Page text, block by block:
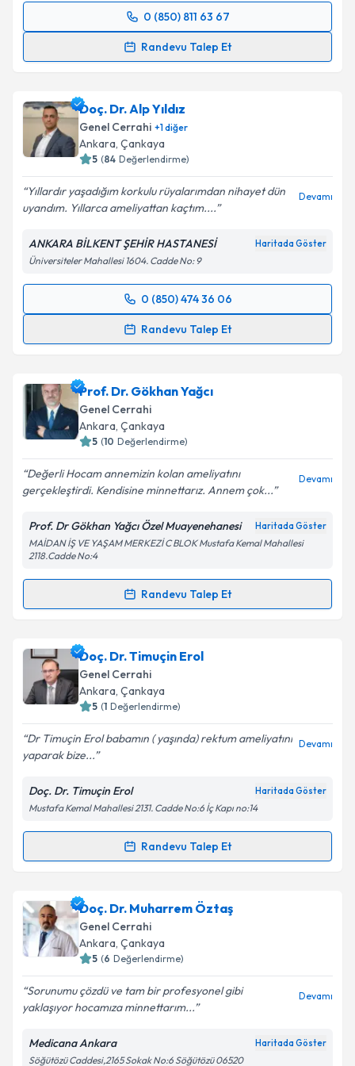
Takvim Talebini Gönder
0 (850) 811 63 67
Randevu Talep Et
Randevu Takvimi Talebi
için bir takvim hazırlandığında e-posta ile
bilgilendireceğiz.
E-posta Adresiniz
Kişisel verilerimin işlenmesine ilişkin
Metni'ni okudum ve kişisel verilerimin belirtilen
kapsamda işlenmesini kabul ediyorum.
Takvim Talebini Gönder
Doç. Dr. Alp Yıldız
Genel Cerrahi +1diğer
Ankara, Çankaya
5 (84 Değerlendirme)
Yıllardır yaşadığım korkulu rüyalarımdan nihayet dün
uyandım. Yıllarca ameliyattan kaçtım....
Devamı
ANKARA BİLKENT ŞEHİR HASTANESİ Haritada Göster
Üniversiteler Mahallesi 1604. Cadde No: 9
0 (850) 474 36 06
Randevu Talep Et
Randevu Takvimi Talebi
takvim hazırlandığında e-posta ile bilgilendireceğiz.
E-posta Adresiniz
Kişisel verilerimin işlenmesine ilişkin
'ni okudum ve kişisel verilerimin belirtilen
kapsamda işlenmesini kabul ediyorum.
Takvim Talebini Gönder
Prof. Dr. Gökhan Yağcı
Genel Cerrahi
Ankara, Çankaya
5 (10 Değerlendirme)
Değerli Hocam annemizin kolan ameliyatını
gerçekleştirdi. Kendisine minnettarız. Annem çok...
Devamı
Prof. Dr Gökhan Yağcı Özel Muayenehanesi Haritada Göster
MAİDAN İŞ VE YAŞAM MERKEZİ C BLOK Mustafa Kemal Mahallesi
2118.Cadde No:4
Randevu Talep Et
Randevu Takvimi Talebi
Prof. Dr. Gökhan Yağcı için randevu takvimi talebi
oluşturun. Size bu uzmandan randevu almanız için bir
takvim hazırlandığında e-posta ile bilgilendireceğiz.
Kişisel verilerimin işlenmesine ilişkin
Aydınlatma
Metni'ni okudum ve kişisel verilerimin belirtilen
kapsamda işlenmesini kabul ediyorum.
Doç. Dr. Timuçin Erol
Genel Cerrahi
Ankara, Çankaya
5 (1 Değerlendirme)
Dr Timuçin Erol babamın ( yaşında) rektum ameliyatını
yaparak bize...
Devamı
Doç. Dr. Timuçin Erol Haritada Göster
Mustafa Kemal Mahallesi 2131. Cadde No:6 İç Kapı no:14
Randevu Talep Et
Randevu Takvimi Talebi
Doç. Dr. Timuçin Eroliçin randevu takvimi talebi
oluşturun. Size bu uzmandan randevu almanız için bir
takvim hazırlandığında e-posta ile bilgilendireceğiz.
Kişisel verilerimin işlenmesine ilişkin
Aydınlatma
Doç. Dr. Muharrem Öztaş
Genel Cerrahi
Ankara, Çankaya
5 (6 Değerlendirme)
Sorunumu çözdü ve tam bir profesyonel gibi
yaklaşıyor hocamıza minnettarım...
Devamı
Medicana Ankara Haritada Göster
Söğütözü Caddesi,2165 Sokak No:6 Söğütözü 06520